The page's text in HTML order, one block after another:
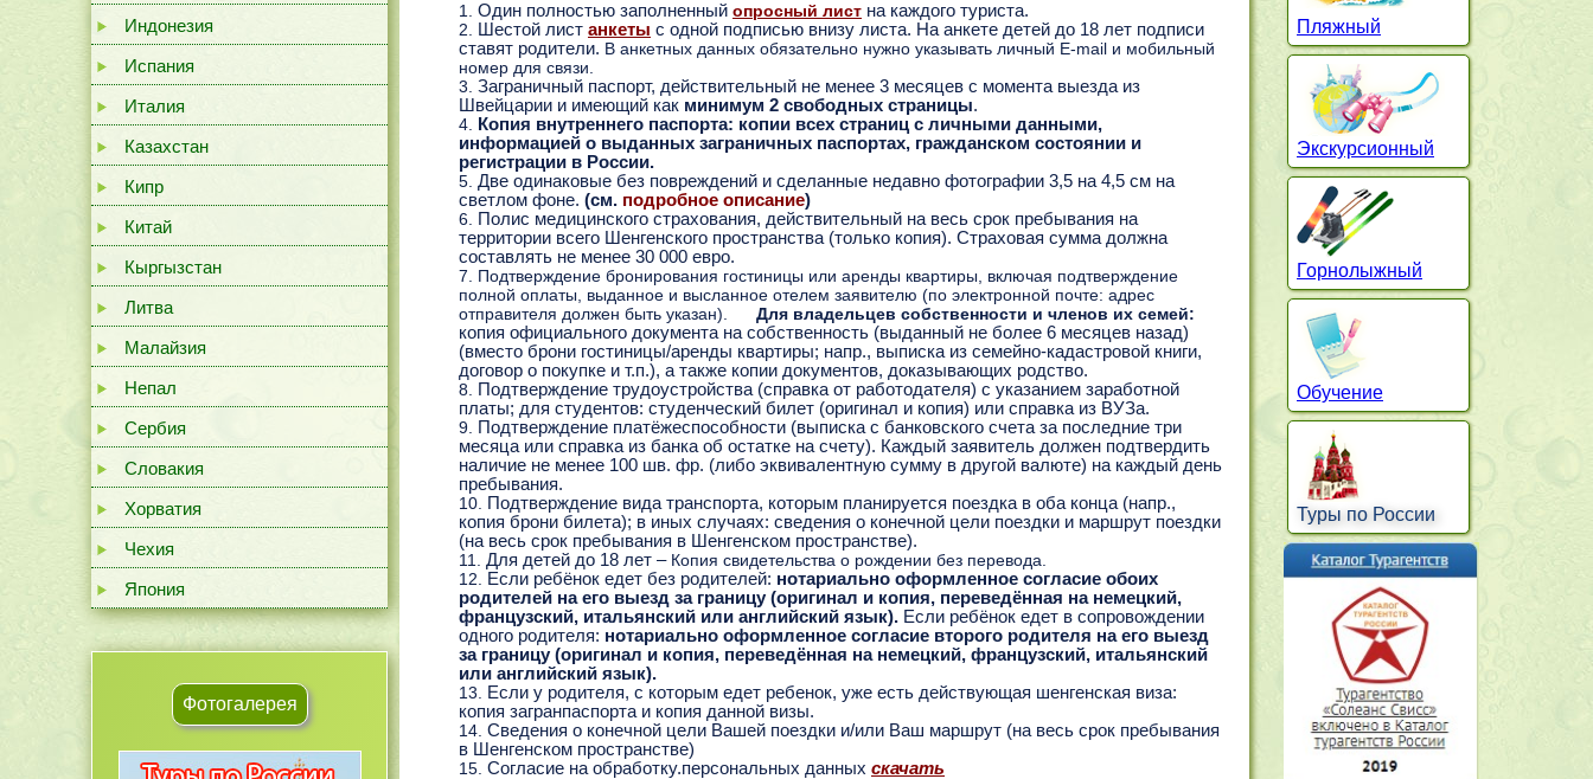
Индонезия
Испания
Италия
Казахстан
Кипр
Китай
Кыргызстан
Литва
Малайзия
Непал
Сербия
Словакия
Хорватия
Чехия
Япония
Фотогалерея
Один полностью заполненный опросный лист на каждого туриста.
Шестой лист анкеты с одной подписью внизу листа. На анкете детей до 18 лет подписи
ставят родители. В анкетных данных обязательно нужно указывать личный E-mail и мобильный
номер для связи.
Заграничный паспорт, действительный не менее 3 месяцев с момента выезда из
Швейцарии и имеющий как минимум 2 свободных страницы.
Копия внутреннего паспорта: копии всех страниц с личными данными,
информацией о выданных заграничных паспортах, гражданском состоянии и
регистрации в России.
Две одинаковые без повреждений и сделанные недавно фотографии 3,5 на 4,5 см на
светлом фоне. (см. подробное описание)
Полис медицинского страхования, действительный на весь срок пребывания на
территории всего Шенгенского пространства (только копия). Страховая сумма должна
составлять не менее 30 000 евро.
Подтверждение бронирования гостиницы или аренды квартиры, включая подтверждение
полной оплаты, выданное и высланное отелем заявителю (по электронной почте: адрес
отправителя должен быть указан). Для владельцев собственности и членов их семей:
копия официального документа на собственность (выданный не более 6 месяцев назад)
(вместо брони гостиницы/аренды квартиры; напр., выписка из семейно-кадастровой книги,
договор о покупке и т.п.), а также копии документов, доказывающих родство.
Подтверждение трудоустройства (справка от работодателя) с указанием заработной
платы; для студентов: студенческий билет (оригинал и копия) или справка из ВУЗа.
Подтверждение платёжеспособности (выписка с банковского счета за последние три
месяца или справка из банка об остатке на счету). Каждый заявитель должен подтвердить
наличие не менее 100 шв. фр. (либо эквивалентную сумму в другой валюте) на каждый день
пребывания.
Подтверждение вида транспорта, которым планируется поездка в оба конца (напр.,
копия брони билета); в иных случаях: сведения о конечной цели поездки и маршрут поездки
(на весь срок пребывания в Шенгенском пространстве).
Для детей до 18 лет –Копия свидетельства о рождении без перевода.
Если ребёнок едет без родителей: нотариально оформленное согласие обоих
родителей на его выезд за границу (оригинал и копия, переведённая на немецкий,
французский, итальянский или английский язык). Если ребёнок едет в сопровождении
одного родителя: нотариально оформленное согласие второго родителя на его выезд
за границу (оригинал и копия, переведённая на немецкий, французский, итальянский
или английский язык).
Если у родителя, с которым едет ребенок, уже есть действующая шенгенская виза:
копия загранпаспорта и копия данной визы.
Сведения о конечной цели Вашей поездки и/или Ваш маршрут (на весь срок пребывания
в Шенгенском пространстве)
Согласие на обработку.персональных данных скачать
Пляжный
Экскурсионный
Горнолыжный
Обучение
Туры по России